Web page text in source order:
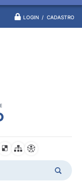
LOGIN / CADASTRO